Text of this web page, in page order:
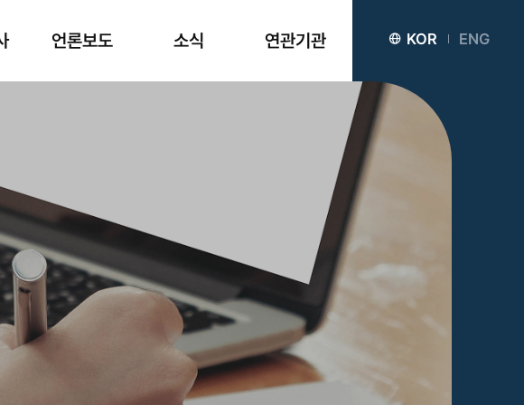
KOR ENG
언론보도 소식 연관기관